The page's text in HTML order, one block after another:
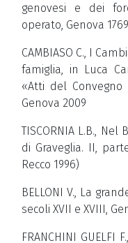
genovesi e dei
operato, Genova
CAMBIASO C., I
famiglia, in Luca
«Atti del Convegno
Genova 2009
TISCORNIA L.B.,
di Graveglia. II,
Recco 1996)
BELLONI V., La
secoli XVII e XVIII,
FRANCHINI